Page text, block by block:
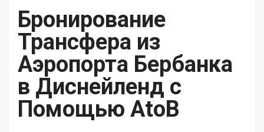
Бронирование
Трансфера из
Аэропорта Бербанка
в Диснейленд с
Помощью AtoB